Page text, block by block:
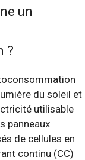
un
?
du soleil et
utilisable
panneaux
de cellules en
continu (CC)